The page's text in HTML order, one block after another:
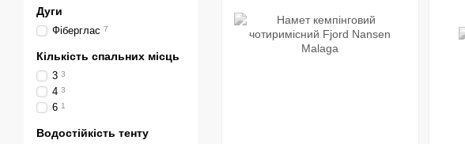
Дуги
Фіберглас 7
Кількість спальних місць
3 3
4 3
6 1
Водостійкість тенту